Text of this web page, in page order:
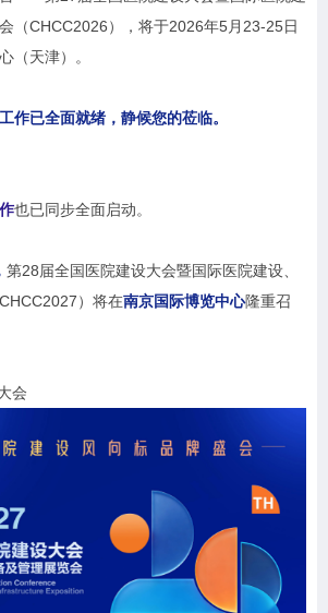
（CHCC2026），将于2026年5月23-25日
（天津）。
作已全面就绪，静候您的莅临。
也已同步全面启动。
第28届全国医院建设大会暨国际医院建设、
）将在南京国际博览中心隆重召
会